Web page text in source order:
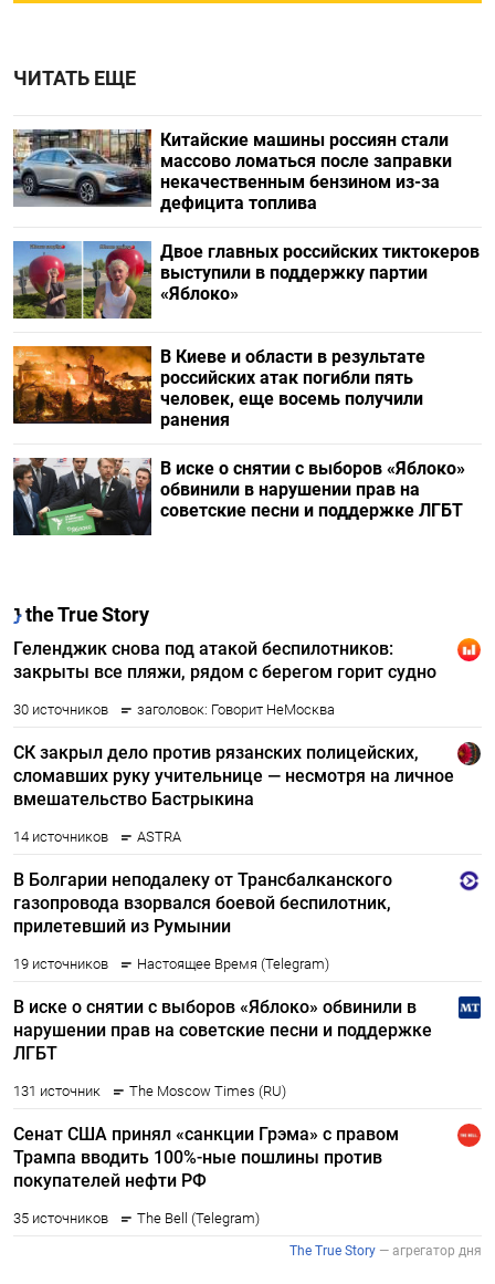
ЧИТАТЬ ЕЩЕ
Китайские машины россиян стали
массово ломаться после заправки
некачественным бензином из-за
дефицита топлива
Двое главных российских тиктокеров
выступили в поддержку партии
«Яблоко»
В Киеве и области в результате
российских атак погибли пять
человек, еще восемь получили
ранения
В иске о снятии с выборов «Яблоко»
обвинили в нарушении прав на
советские песни и поддержке ЛГБТ